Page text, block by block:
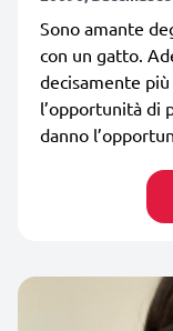
Sono amante
con un gatto.
decisamente
l’opportunità di
danno